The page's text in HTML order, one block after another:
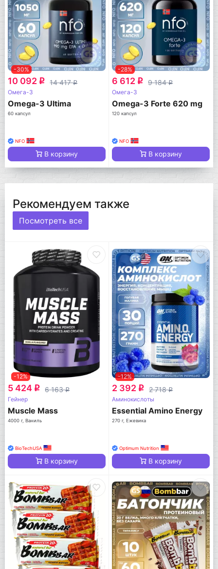
-30%
10 092 q 14 417q
Омега-3
Omega-3 Ultima
60 капсул
NFO
В корзину
-28%
6 612 q 9 184q
Омега-3
Omega-3 Forte 620 mg
120 капсул
NFO
В корзину
Рекомендуем также
Посмотреть все
-12%
5 424 q 6 163q
Гейнер
Muscle Mass
4000 г, Ваниль
BioTechUSA
В корзину
-12%
2 392 q 2 718q
Аминокислоты
Essential Amino Energy
270 г, Ежевика
Optimum Nutrition
В корзину